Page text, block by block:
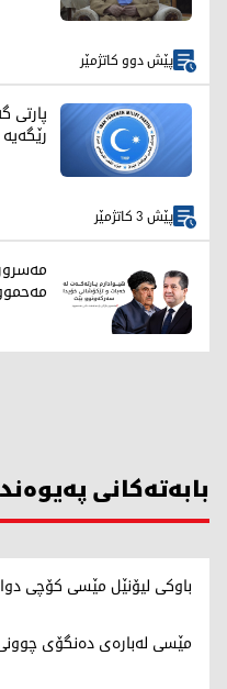
پێش دوو کاتژمێر
پێش 3 کاتژمێر
بابەتەکانی
باوکی لیۆنێل مێسی کۆچی
مێسی لەبارەی دەنگۆی